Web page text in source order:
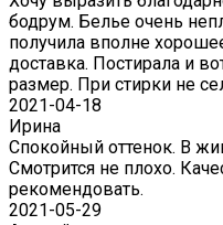
бодрум. Белье очень
получила вполне
доставка. Постирала и
размер. При стирки не
2021-04-18
Ирина
Спокойный оттенок. В
Смотрится не плохо.
рекомендовать.
2021-05-29